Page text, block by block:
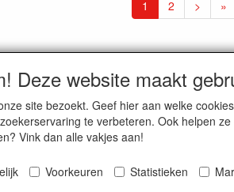
1 2 > »
Deze website maakt
site bezoekt. Geef hier aan welke
te verbeteren. Ook helpen
Vink dan alle vakjes aan!
Voorkeuren Statistieken